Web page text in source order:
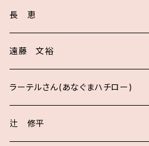
長 恵
遠藤 文裕
ラーテルさん(あなぐまハチロー)
辻 修平